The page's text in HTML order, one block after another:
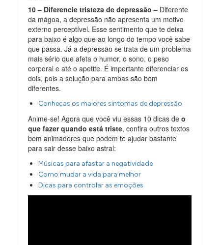
10 – Diferencie tristeza de depressão – Diferente
da mágoa, a depressão não apresenta um motivo
externo perceptível. Esse sentimento que te deixa
para baixo é algo que ao longo do tempo você sabe
que passa. Já a depressão se trata de um problema
mais sério que afeta o humor, o sono, o peso
corporal e até o apetite. É importante diferenciar os
dois, pois a solução para ambas são bem
diferentes.
Conheças os maiores sintomas de depressão
Anime-se! Agora que você viu essas 10 dicas deo
que fazer quando está triste, confira outros textos
bem animadores que podem te ajudar bastante
para sair desse baixo astral:
Músicas para afastar a negatividade
Como mudar a vida para melhor
Dicas para controlar as emoções